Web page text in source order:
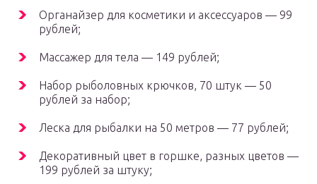
Органайзер для косметики и аксессуаров — 99
рублей;
Массажер для тела — 149 рублей;
Набор рыболовных крючков, 70 штук — 50
рублей за набор;
Леска для рыбалки на 50 метров — 77 рублей;
Декоративный цвет в горшке, разных цветов —
199 рублей за штуку;